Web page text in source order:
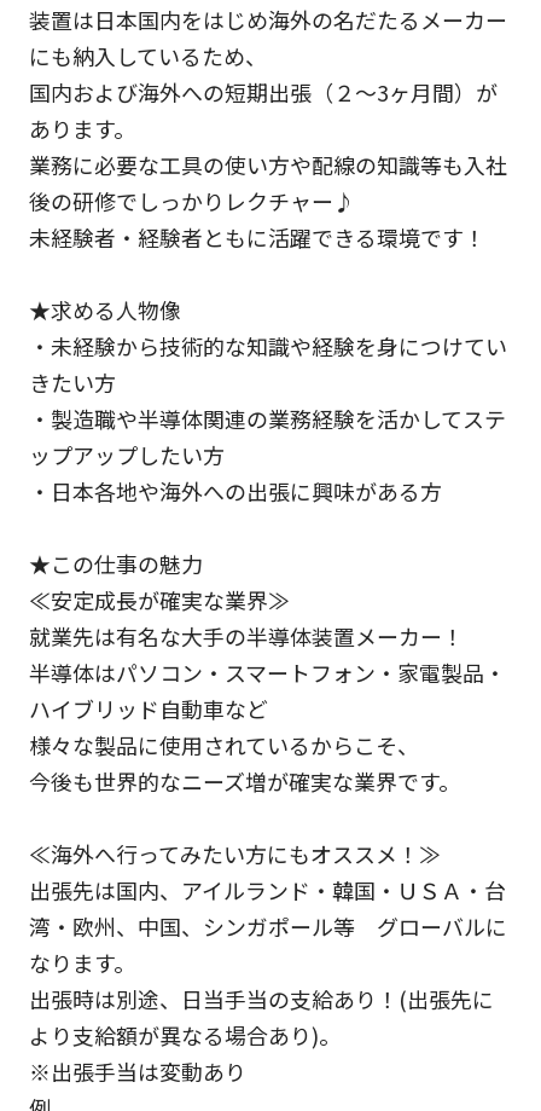
装置は日本国内をはじめ海外の名だたるメーカー
にも納入しているため、
国内および海外への短期出張（２～3ヶ月間）が
あります。
業務に必要な工具の使い方や配線の知識等も入社
後の研修でしっかりレクチャー♪
未経験者・経験者ともに活躍できる環境です！
★求める人物像
・未経験から技術的な知識や経験を身につけてい
きたい方
・製造職や半導体関連の業務経験を活かしてステ
ップアップしたい方
・日本各地や海外への出張に興味がある方
★この仕事の魅力
≪安定成長が確実な業界≫
就業先は有名な大手の半導体装置メーカー！
半導体はパソコン・スマートフォン・家電製品・
ハイブリッド自動車など
様々な製品に使用されているからこそ、
今後も世界的なニーズ増が確実な業界です。
≪海外へ行ってみたい方にもオススメ！≫
出張先は国内、アイルランド・韓国・ＵＳＡ・台
湾・欧州、中国、シンガポール等 グローバルに
なります。
出張時は別途、日当手当の支給あり！(出張先に
より支給額が異なる場合あり)。
※出張手当は変動あり